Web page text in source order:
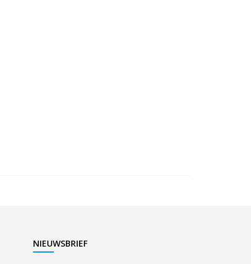
NIEUWSBRIEF